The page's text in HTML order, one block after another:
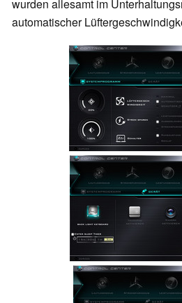
wurden allesamt im
automatischer